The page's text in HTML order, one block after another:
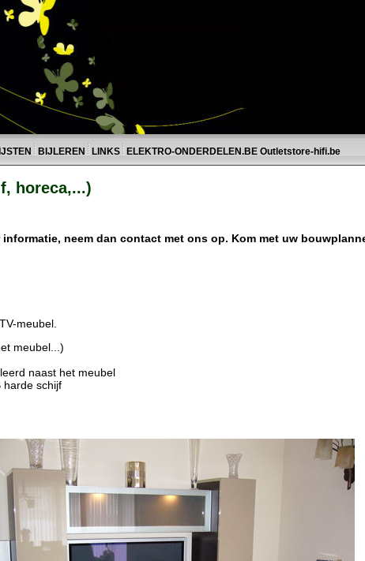
BIJLEREN LINKS ELEKTRO-ONDERDELEN.BE Outletstore-hifi.be
horeca,...)
neem dan contact met ons op. Kom met uw
meubel.
meubel...)
naast het meubel
harde schijf